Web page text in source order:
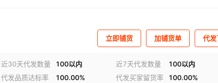
立即铺货 加铺货单 代
近30天代发数量 100以内 近7天代发数量
100以内
代发品质达标率 100.00% 代发买家留货率
100.00%